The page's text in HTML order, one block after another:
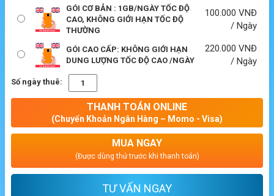
GÓI CƠ BẢN : 1GB/NGÀY TỐC ĐỘ
CAO, KHÔNG GIỚI HẠN TỐC ĐỘ
THƯỜNG
100.000 VNĐ
/ Ngày
GÓI CAO CẤP: KHÔNG GIỚI HẠN
DUNG LƯỢNG TỐC ĐỘ CAO /NGÀY
220.000 VNĐ
/ Ngày
Số ngày thuê:
THANH TOÁN ONLINE
(Chuyển Khoản Ngân Hàng – Momo - Visa)
MUA NGAY
(Được dùng thử trước khi thanh toán)
TƯ VẤN NGAY